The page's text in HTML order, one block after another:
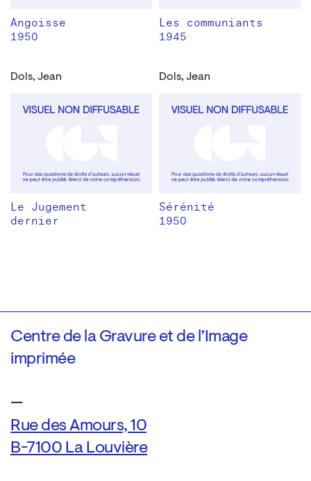
Angoisse
1950
Les communiants
1945
Dols, Jean
Le Jugement
dernier
Dols, Jean
Sérénité
1950
Centre de la Gravure et de l’Image
imprimée
—
Rue des Amours, 10
B-7100 La Louvière